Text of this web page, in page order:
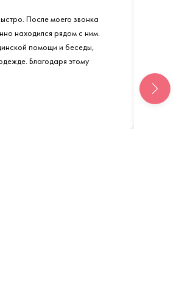
После моего звонка
находился рядом с ним.
помощи и беседы,
Благодаря этому